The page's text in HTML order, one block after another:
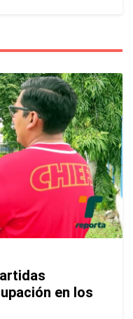
en los